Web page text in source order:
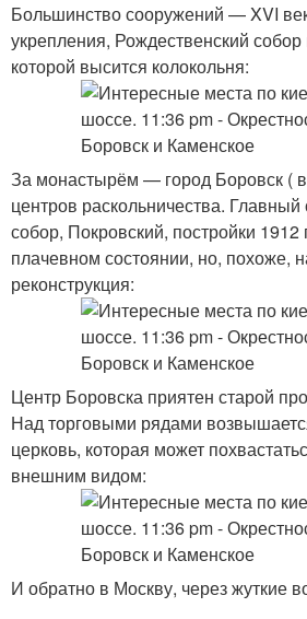
Большинство сооружений — XVI
укрепления, Рождественский
которой высится колокольня:
За монастырём — город Боровск (
центров раскольничества. Главный
собор, Покровский, постройки 1912
плачевном состоянии, но, похоже,
реконструкция:
Центр Боровска приятен старой
Над торговыми рядами
церковь, которая может
внешним видом:
И обратно в Москву, через жуткие